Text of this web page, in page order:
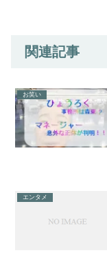
関連記事
お笑い
エンタメ